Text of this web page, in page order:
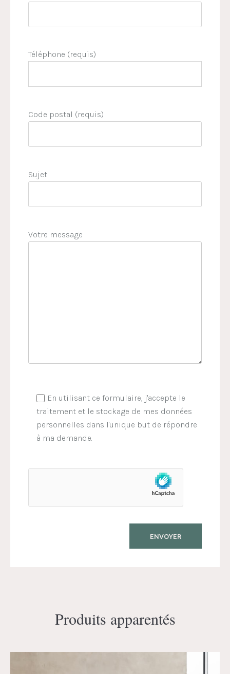
Téléphone (requis)
Code postal (requis)
Sujet
Votre message
En utilisant ce formulaire, j'accepte le
traitement et le stockage de mes données
personnelles dans l'unique but de répondre
à ma demande.
Produits apparentés